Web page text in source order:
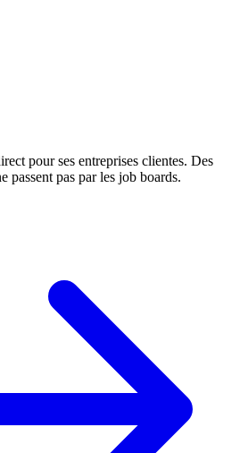
pour ses entreprises clientes. Des
passent pas par les job boards.